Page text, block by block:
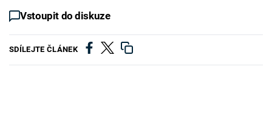
Vstoupit do diskuze
SDÍLEJTE ČLÁNEK